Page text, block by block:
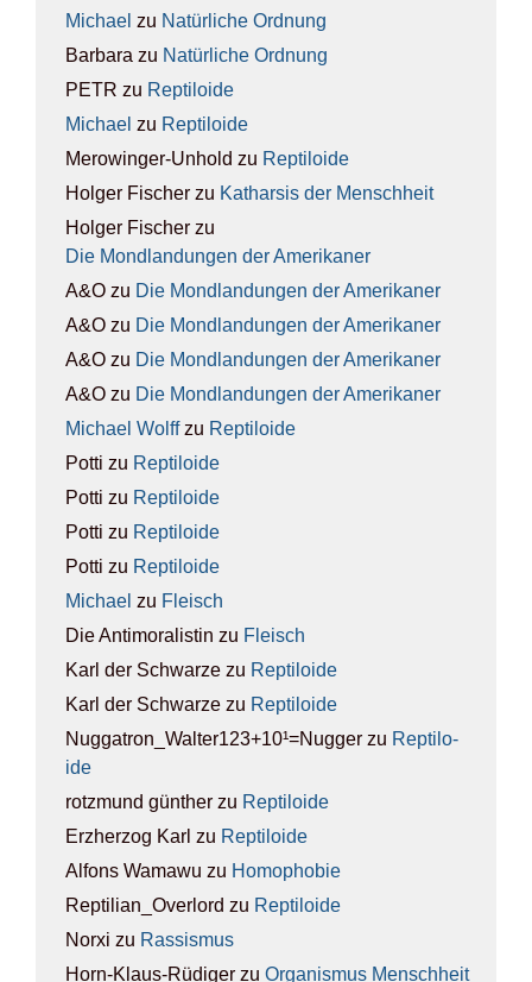
Michael zu Natür­li­che Ord­nung
Barbara zu Natür­li­che Ord­nung
PETR zu Rep­ti­lo­ide
Michael zu Rep­ti­lo­ide
Merowinger-Unhold zu Rep­ti­lo­ide
Holger Fischer zu Kathar­sis der Mensch­heit
Holger Fischer zu
Die Mond­lan­dun­gen der Ame­ri­ka­ner
A&O zu Die Mond­lan­dun­gen der Ame­ri­ka­ner
A&O zu Die Mond­lan­dun­gen der Ame­ri­ka­ner
A&O zu Die Mond­lan­dun­gen der Ame­ri­ka­ner
A&O zu Die Mond­lan­dun­gen der Ame­ri­ka­ner
Michael Wolffzu Rep­ti­lo­ide
Potti zu Rep­ti­lo­ide
Potti zu Rep­ti­lo­ide
Potti zu Rep­ti­lo­ide
Potti zu Rep­ti­lo­ide
Michael zu Fleisch
Die Antimoralistin zu Fleisch
Karl der Schwarze zu Rep­ti­lo­ide
Karl der Schwarze zu Rep­ti­lo­ide
Nuggatron_Walter123+10¹=Nugger zu Rep­ti­lo­
ide
rotzmund günther zu Rep­ti­lo­ide
Erzherzog Karl zu Rep­ti­lo­ide
Alfons Wamawu zu Homo­pho­bie
Reptilian_Overlord zu Rep­ti­lo­ide
Norxi zu Ras­sis­mus
Horn-Klaus-Rüdiger zu Orga­nis­mus Mensch­heit